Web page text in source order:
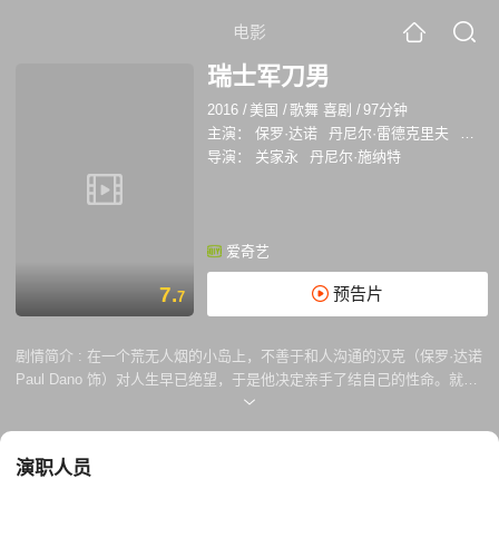
电影
7.7
瑞士军刀男
2016 / 美国 /歌舞 喜剧 /97分钟
主演：
保罗·达诺 丹尼尔·雷德克里夫
玛丽
导演：
关家永 丹尼尔·施纳特
爱奇艺
预告片
剧情简介 : 在一个荒无人烟的小岛上，不善于和人沟通的汉克（保罗·达诺
Paul Dano 饰）对人生早已绝望，于是他决定亲手了结自己的性命。就在
关键时刻，一具尸体漂到沙滩上。该尸体（丹尼尔·雷德克里夫 Daniel
一把多功能的瑞士军刀，帮他解决了诸如生火、砍树、饮水等诸多现实问
演职人员